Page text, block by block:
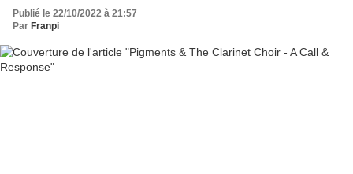
Publié le 22/10/2022 à 21:57
Par Franpi